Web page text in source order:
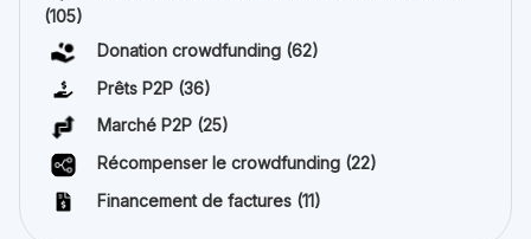
(105)
Donation crowdfunding (62)
Prêts P2P (36)
Marché P2P (25)
Récompenser le crowdfunding (22)
Financement de factures (11)